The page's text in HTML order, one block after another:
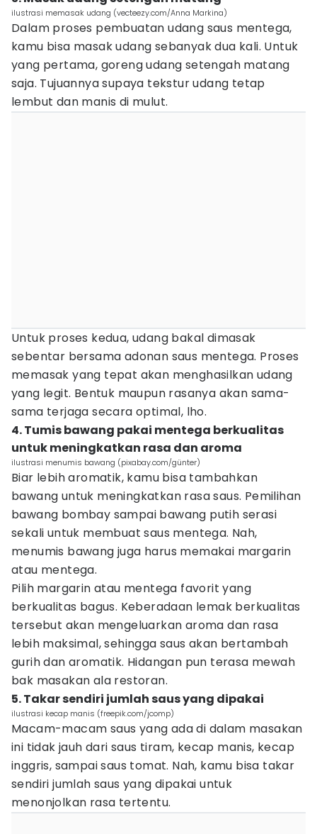
ilustrasi memasak udang (vecteezy.com/Anna Markina)
Dalam proses pembuatan udang saus mentega,
kamu bisa masak udang sebanyak dua kali. Untuk
yang pertama, goreng udang setengah matang
saja. Tujuannya supaya tekstur udang tetap
lembut dan manis di mulut.
Untuk proses kedua, udang bakal dimasak
sebentar bersama adonan saus mentega. Proses
memasak yang tepat akan menghasilkan udang
yang legit. Bentuk maupun rasanya akan sama-
sama terjaga secara optimal, lho.
4. Tumis bawang pakai mentega berkualitas
untuk meningkatkan rasa dan aroma
ilustrasi menumis bawang (pixabay.com/günter)
Biar lebih aromatik, kamu bisa tambahkan
bawang untuk meningkatkan rasa saus. Pemilihan
bawang bombay sampai bawang putih serasi
sekali untuk membuat saus mentega. Nah,
menumis bawang juga harus memakai margarin
atau mentega.
Pilih margarin atau mentega favorit yang
berkualitas bagus. Keberadaan lemak berkualitas
tersebut akan mengeluarkan aroma dan rasa
lebih maksimal, sehingga saus akan bertambah
gurih dan aromatik. Hidangan pun terasa mewah
bak masakan ala restoran.
5. Takar sendiri jumlah saus yang dipakai
ilustrasi kecap manis (freepik.com/jcomp)
Macam-macam saus yang ada di dalam masakan
ini tidak jauh dari saus tiram, kecap manis, kecap
inggris, sampai saus tomat. Nah, kamu bisa takar
sendiri jumlah saus yang dipakai untuk
menonjolkan rasa tertentu.